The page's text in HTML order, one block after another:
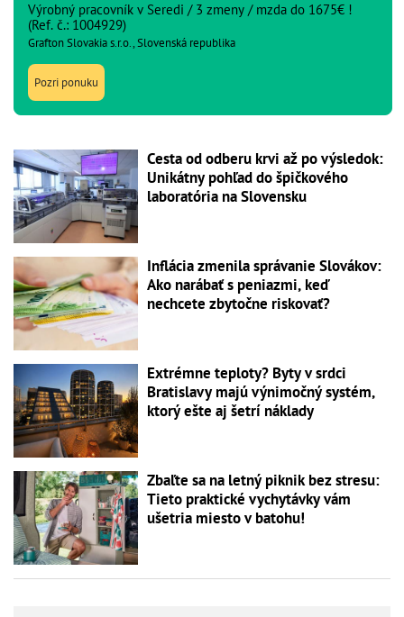
Výrobný pracovník v Seredi / 3 zmeny / mzda do 1675€ !
(Ref. č.: 1004929)
Grafton Slovakia s.r.o., Slovenská republika
Pozri ponuku
Cesta od odberu krvi až po výsledok:
Unikátny pohľad do špičkového
laboratória na Slovensku
Inflácia zmenila správanie Slovákov:
Ako narábať s peniazmi, keď
nechcete zbytočne riskovať?
Extrémne teploty? Byty v srdci
Bratislavy majú výnimočný systém,
ktorý ešte aj šetrí náklady
Zbaľte sa na letný piknik bez stresu:
Tieto praktické vychytávky vám
ušetria miesto v batohu!